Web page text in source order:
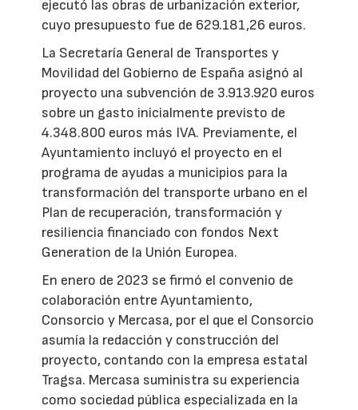
ejecutó las obras de urbanización exterior,
cuyo presupuesto fue de 629.181,26 euros.
La Secretaría General de Transportes y
Movilidad del Gobierno de España asignó al
proyecto una subvención de 3.913.920 euros
sobre un gasto inicialmente previsto de
4.348.800 euros más IVA. Previamente, el
Ayuntamiento incluyó el proyecto en el
programa de ayudas a municipios para la
transformación del transporte urbano en el
Plan de recuperación, transformación y
resiliencia financiado con fondos Next
Generation de la Unión Europea.
En enero de 2023 se firmó el convenio de
colaboración entre Ayuntamiento,
Consorcio y Mercasa, por el que el Consorcio
asumía la redacción y construcción del
proyecto, contando con la empresa estatal
Tragsa. Mercasa suministra su experiencia
como sociedad pública especializada en la